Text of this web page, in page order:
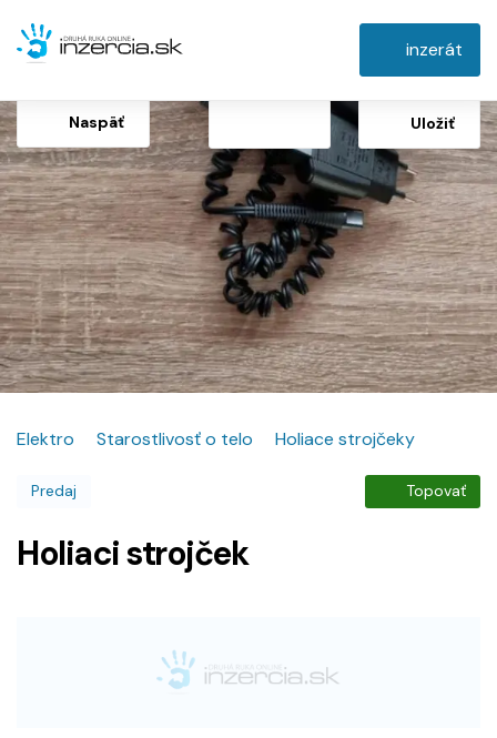
inzerát
Naspäť Uložiť
Elektro Starostlivosť o telo Holiace strojčeky
Predaj Topovať
Holiaci strojček